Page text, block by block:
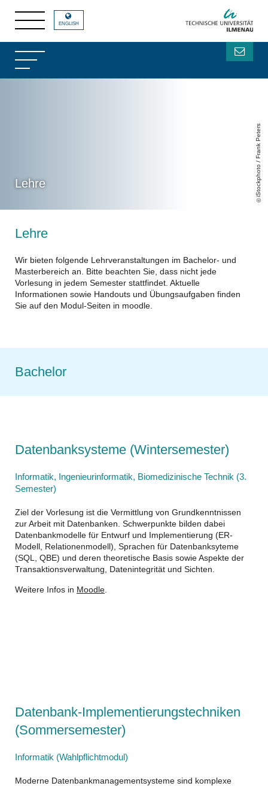
Lehre iStockphoto / Frank Peters
ENGLISH
Lehre
Wir bieten folgende Lehrveranstaltungen im Bachelor- und
Masterbereich an. Bitte beachten Sie, dass nicht jede
Vorlesung in jedem Semester stattfindet. Aktuelle
Informationen sowie Handouts und Übungsaufgaben finden
Sie auf den Modul-Seiten in moodle.
Bachelor
Datenbanksysteme (Wintersemester)
Informatik, Ingenieurinformatik, Biomedizinische Technik (3.
Semester)
Ziel der Vorlesung ist die Vermittlung von Grundkenntnissen
zur Arbeit mit Datenbanken. Schwerpunkte bilden dabei
Datenbankmodelle für Entwurf und Implementierung (ER-
Modell, Relationenmodell), Sprachen für Datenbanksyteme
(SQL, QBE) und deren theoretische Basis sowie Aspekte der
Transaktionsverwaltung, Datenintegrität und Sichten.
Weitere Infos in Moodle
Datenbank-Implementierungstechniken
(Sommersemester)
Informatik (Wahlpflichtmodul)
Moderne Datenbankmanagementsysteme sind komplexe